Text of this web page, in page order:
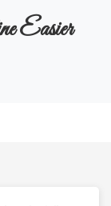
Easier